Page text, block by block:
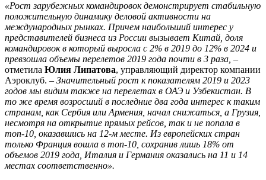
«Рост зарубежных командировок демонстрирует стабильную
положительную динамику деловой активности на
международных рынках. Причем наибольший интерес у
представителей бизнеса из России вызывает Китай, доля
командировок в который выросла с 2% в 2019 до 12% в 2024 и
превзошла объемы перелетов 2019 года почти в 3 раза, –
отметила Юлия Липатова, управляющий директор компании
Аэроклуб. – Значительный рост к показателям 2019 и 2023
годов мы видим также на перелетах в ОАЭ и Узбекистан. В
то же время возросший в последние два года интерес к таким
странам, как Сербия или Армения, начал снижаться, а Грузия,
несмотря на открытие прямых рейсов, так и не попала в
топ-10, оказавшись на 12-м месте. Из европейских стран
только Франция вошла в топ-10, сохранив лишь 18% от
объемов 2019 года, Италия и Германия оказались на 11 и 14
местах соответственно».